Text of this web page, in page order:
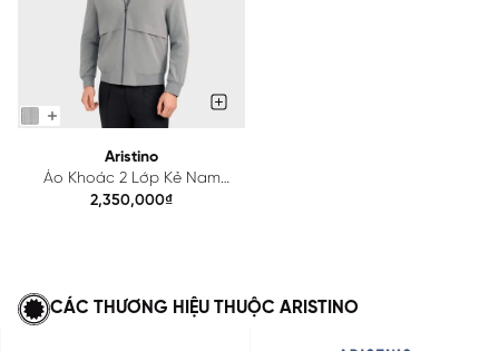
Aristino
Áo Khoác 2 Lớp Kẻ Nam
Aristino Regular Fit
2,350,000₫
CÁC THƯƠNG HIỆU THUỘC ARISTINO